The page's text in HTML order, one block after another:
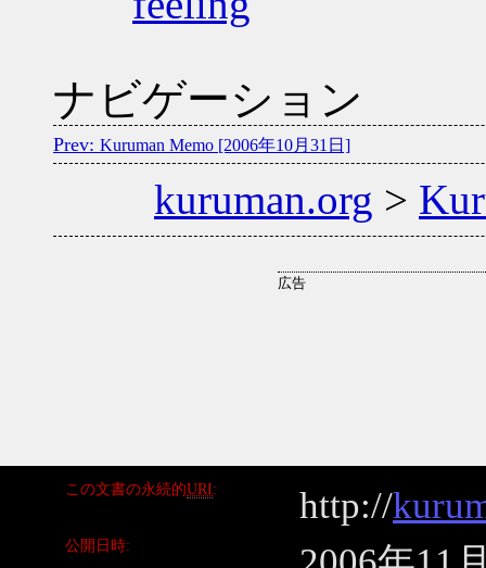
ナビゲーション
Kuruman Memo [2006年10月31日]
kuruman.org >
この文書の永続的URI http://
公開日時